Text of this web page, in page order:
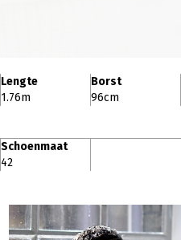
Lengte
1.76m
Borst
96cm
Schoenmaat
42